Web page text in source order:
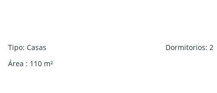
Tipo: Casas Dormitorios: 2
Área : 110 m²